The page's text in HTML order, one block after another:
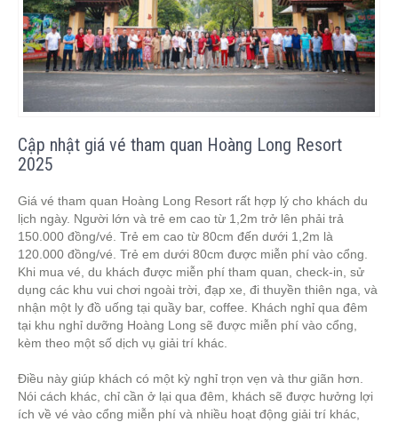
Cập nhật giá vé tham quan Hoàng Long Resort
2025
Giá vé tham quan Hoàng Long Resort rất hợp lý cho khách du
lịch ngày. Người lớn và trẻ em cao từ 1,2m trở lên phải trả
150.000 đồng/vé. Trẻ em cao từ 80cm đến dưới 1,2m là
120.000 đồng/vé. Trẻ em dưới 80cm được miễn phí vào cổng.
Khi mua vé, du khách được miễn phí tham quan, check-in, sử
dụng các khu vui chơi ngoài trời, đạp xe, đi thuyền thiên nga, và
nhận một ly đồ uống tại quầy bar, coffee. Khách nghỉ qua đêm
tại khu nghỉ dưỡng Hoàng Long sẽ được miễn phí vào cổng,
kèm theo một số dịch vụ giải trí khác.
Điều này giúp khách có một kỳ nghỉ trọn vẹn và thư giãn hơn.
Nói cách khác, chỉ cần ở lại qua đêm, khách sẽ được hưởng lợi
ích về vé vào cổng miễn phí và nhiều hoạt động giải trí khác,